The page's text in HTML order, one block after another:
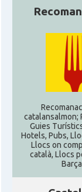
catalansalmon;
Guies
Hotels, Pubs,
Llocs on
català, Llocs
Barça